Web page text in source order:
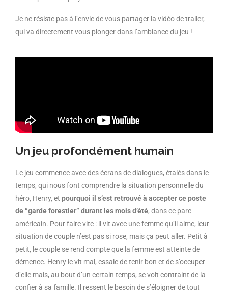
Je ne résiste pas à l’envie de vous partager la vidéo de trailer,
qui va directement vous plonger dans l’ambiance du jeu !
Un jeu profondément humain
Le jeu commence avec des écrans de dialogues, étalés dans le
temps, qui nous font comprendre la situation personnelle du
héro, Henry, et pourquoi il s’est retrouvé à accepter ce poste
de “garde forestier” durant les mois d’été, dans ce parc
américain. Pour faire vite : il vit avec une femme qu’il aime, leur
situation de couple n’est pas si rose, mais ça peut aller. Petit à
petit, le couple se rend compte que la femme est atteinte de
démence. Henry le vit mal, essaie de tenir bon et de s’occuper
d’elle mais, au bout d’un certain temps, se voit contraint de la
confier à sa famille. Il ressent le besoin de s’éloigner de tout